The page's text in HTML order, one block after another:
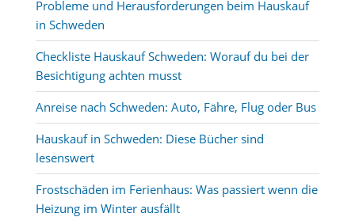
Probleme und Herausforderungen beim Hauskauf
in Schweden
Checkliste Hauskauf Schweden: Worauf du bei der
Besichtigung achten musst
Anreise nach Schweden: Auto, Fähre, Flug oder Bus
Hauskauf in Schweden: Diese Bücher sind
lesenswert
Frostschäden im Ferienhaus: Was passiert wenn die
Heizung im Winter ausfällt